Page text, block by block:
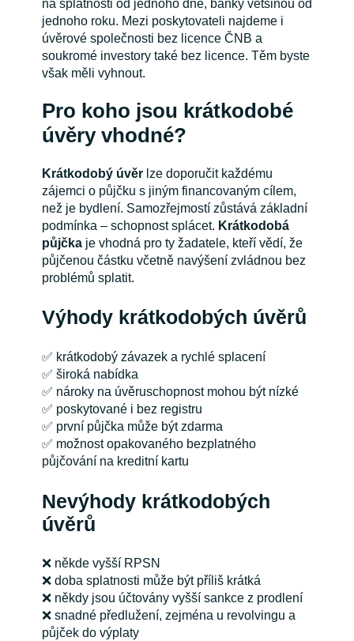
na splatnosti od jednoho dne, banky většinou od
jednoho roku. Mezi poskytovateli najdeme i
úvěrové společnosti bez licence ČNB a
soukromé investory také bez licence. Těm byste
však měli vyhnout.
Pro koho jsou krátkodobé
úvěry vhodné?
Krátkodobý úvěrlze doporučit každému
zájemci o půjčku s jiným financovaným cílem,
než je bydlení. Samozřejmostí zůstává základní
podmínka – schopnost splácet. Krátkodobá
půjčkaje vhodná pro ty žadatele, kteří vědí, že
půjčenou částku včetně navýšení zvládnou bez
problémů splatit.
Výhody krátkodobých úvěrů
✅ krátkodobý závazek a rychlé splacení
✅ široká nabídka
✅ nároky na úvěruschopnost mohou být nízké
✅ poskytované i bez registru
✅ první půjčka může být zdarma
✅ možnost opakovaného bezplatného
půjčování na kreditní kartu
Nevýhody krátkodobých
úvěrů
❌ někde vyšší RPSN
❌ doba splatnosti může být příliš krátká
❌ někdy jsou účtovány vyšší sankce z prodlení
❌ snadné předlužení, zejména u revolvingu a
půjček do výplaty